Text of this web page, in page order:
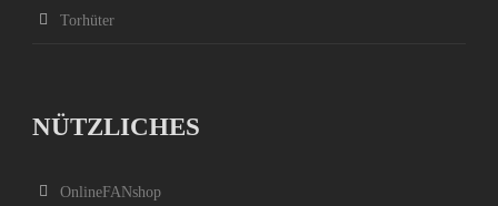
Torhüter
NÜTZLICHES
OnlineFANshop